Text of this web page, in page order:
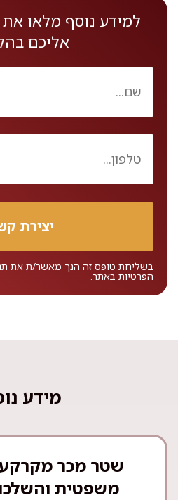
למידע נוסף מלאו את
אליכם
בשליחת טופס זה הנך מאשר/ת את
הפרטיות באתר.
מידע
שטר מכר
משפטית